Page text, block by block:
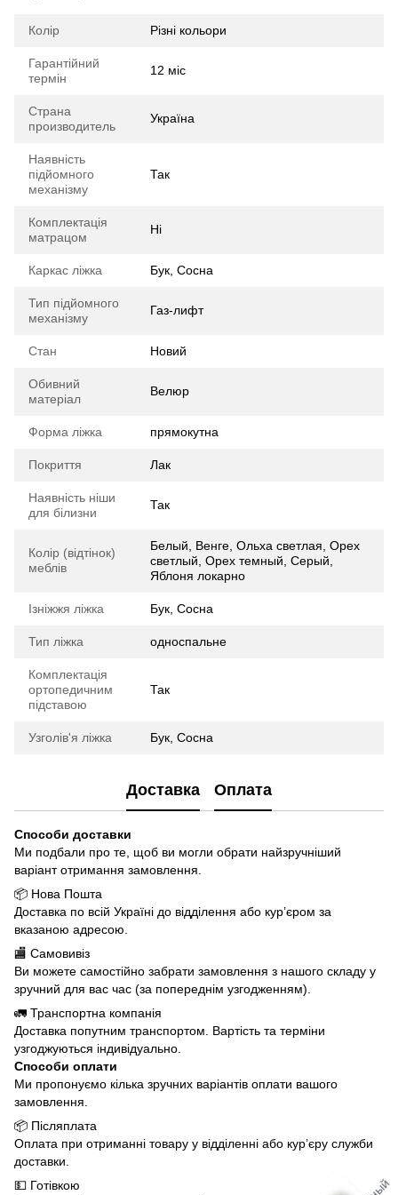
Колір Різні кольори
Гарантійний
термін
12 міс
Страна
производитель
Україна
Наявність
підйомного
механізму
Так
Комплектація
матрацом
Ні
Каркас ліжка Бук, Сосна
Тип підйомного
механізму
Газ-лифт
Стан Новий
Обивний
матеріал
Велюр
Форма ліжка прямокутна
Покриття Лак
Наявність ніши
для білизни
Так
Колір (відтінок)
меблів
Белый, Венге, Ольха светлая, Орех
светлый, Орех темный, Серый,
Яблоня локарно
Ізніжжя ліжка Бук, Сосна
Тип ліжка односпальне
Комплектація
ортопедичним
підставою
Так
Узголів'я ліжка Бук, Сосна
Доставка Оплата
Способи доставки
Ми подбали про те, щоб ви могли обрати найзручніший
варіант отримання замовлення.
📦 Нова Пошта
Доставка по всій Україні до відділення або кур’єром за
вказаною адресою.
🏬 Самовивіз
Ви можете самостійно забрати замовлення з нашого складу у
зручний для вас час (за попереднім узгодженням).
🚛 Транспортна компанія
Доставка попутним транспортом. Вартість та терміни
узгоджуються індивідуально.
Способи оплати
Ми пропонуємо кілька зручних варіантів оплати вашого
замовлення.
📦 Післяплата
Оплата при отриманні товару у відділенні або кур’єру служби
доставки.
💵 Готівкою